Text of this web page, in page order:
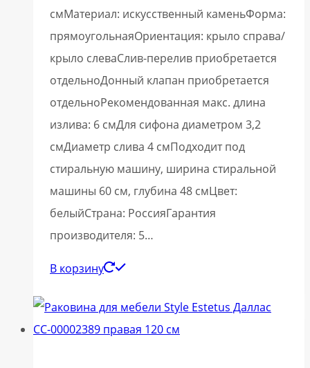
смМатериал: искусственный каменьФорма:
прямоугольнаяОриентация: крыло справа/
крыло слеваСлив-перелив приобретается
отдельноДонный клапан приобретается
отдельноРекомендованная макс. длина
излива: 6 смДля сифона диаметром 3,2
смДиаметр слива 4 смПодходит под
стиральную машину, ширина стиральной
машины 60 см, глубина 48 смЦвет:
белыйСтрана: РоссияГарантия
производителя: 5…
В корзину